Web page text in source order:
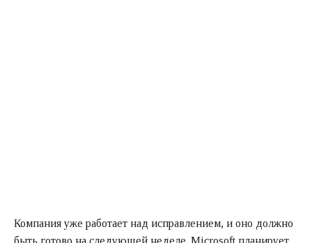
Компания уже работает над исправлением, и оно должно
быть готово на следующей неделе. Microsoft планирует